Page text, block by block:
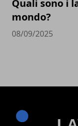
Quali sono i
mondo?
08/09/2025